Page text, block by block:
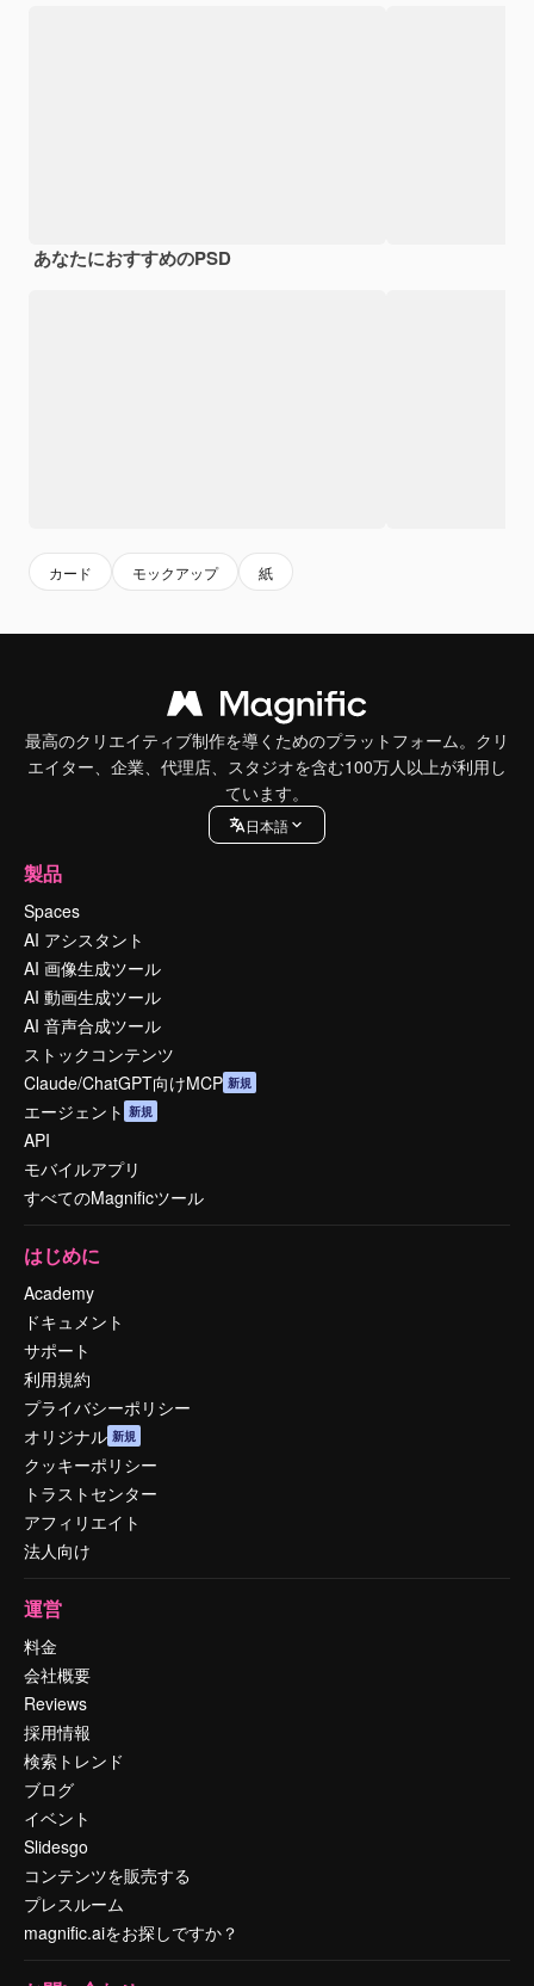
あなたにおすすめのPSD
カード モックアップ 紙
最高のクリエイティブ制作を導くためのプラットフォーム。クリ
エイター、企業、代理店、スタジオを含む100万人以上が利用し
ています。
日本語
製品
Spaces
AI アシスタント
AI 画像生成ツール
AI 動画生成ツール
AI 音声合成ツール
ストックコンテンツ
Claude/ChatGPT向けMCP 新規
エージェント 新規
API
モバイルアプリ
すべてのMagnificツール
はじめに
Academy
ドキュメント
サポート
利用規約
プライバシーポリシー
オリジナル 新規
クッキーポリシー
トラストセンター
アフィリエイト
法人向け
運営
料金
会社概要
Reviews
採用情報
検索トレンド
ブログ
イベント
Slidesgo
コンテンツを販売する
プレスルーム
magnific.aiをお探しですか？